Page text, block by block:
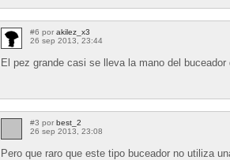
#6 por akilez_x3
26 sep 2013, 23:44
El pez grande casi se lleva la mano del buceador
#3 por best_2
26 sep 2013, 23:08
Pero que raro que este tipo buceador no utiliza